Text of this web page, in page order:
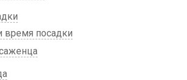
время посадки